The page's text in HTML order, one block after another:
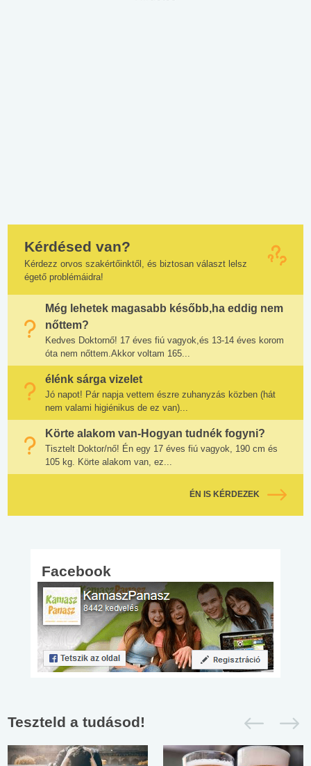
Kérdésed van?
Kérdezz orvos szakértőinktől, és biztosan választ lelsz
égető problémáidra!
Még lehetek magasabb később,ha eddig nem
nőttem?
Kedves Doktornő! 17 éves fiú vagyok,és 13-14 éves korom
óta nem nőttem.Akkor voltam 165...
élénk sárga vizelet
Jó napot! Pár napja vettem észre zuhanyzás közben (hát
nem valami higiénikus de ez van)...
Körte alakom van-Hogyan tudnék fogyni?
Tisztelt Doktor/nő! Én egy 17 éves fiú vagyok, 190 cm és
105 kg. Körte alakom van, ez...
ÉN IS KÉRDEZEK
Facebook
Teszteld a tudásod!